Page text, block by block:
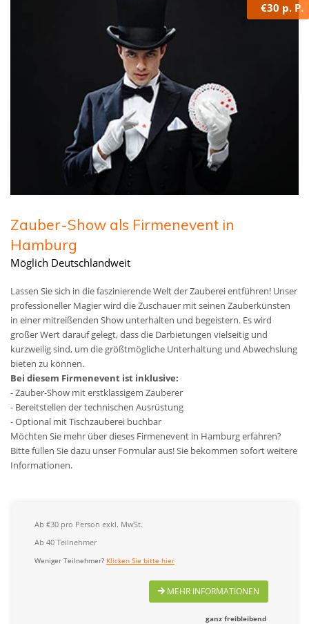
€30 p. P.
Zauber-Show als Firmenevent in
Hamburg
Möglich Deutschlandweit
Lassen Sie sich in die faszinierende Welt der Zauberei entführen! Unser
professioneller Magier wird die Zuschauer mit seinen Zauberkünsten
in einer mitreißenden Show unterhalten und begeistern. Es wird
großer Wert darauf gelegt, dass die Darbietungen vielseitig und
kurzweilig sind, um die größtmögliche Unterhaltung und Abwechslung
bieten zu können.
Bei diesem Firmenevent ist inklusive:
- Zauber-Show mit erstklassigem Zauberer
- Bereitstellen der technischen Ausrüstung
- Optional mit Tischzauberei buchbar
Möchten Sie mehr über dieses Firmenevent in Hamburg erfahren?
Bitte füllen Sie dazu unser Formular aus! Sie bekommen sofort weitere
Informationen.
Ab €30 pro Person exkl. MwSt.
Ab 40 Teilnehmer
Weniger Teilnehmer? Klicken Sie bitte hier
MEHR INFORMATIONEN
ganz freibleibend